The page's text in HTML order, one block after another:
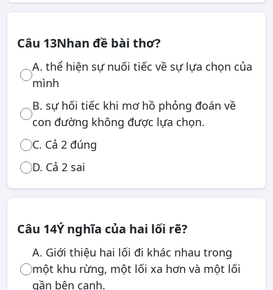
Câu 13Nhan đề bài thơ?
A. thể hiện sự nuối tiếc về sự lựa chọn của
mình
B. sự hối tiếc khi mơ hồ phỏng đoán về
con đường không được lựa chọn.
C. Cả 2 đúng
D. Cả 2 sai
Câu 14Ý nghĩa của hai lối rẽ?
A. Giới thiệu hai lối đi khác nhau trong
một khu rừng, một lối xa hơn và một lối
gần bên cạnh.